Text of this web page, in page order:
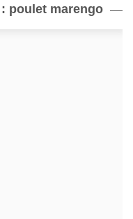
poulet marengo